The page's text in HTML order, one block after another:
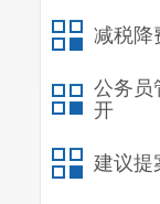
减税降
公务员
开
建议提